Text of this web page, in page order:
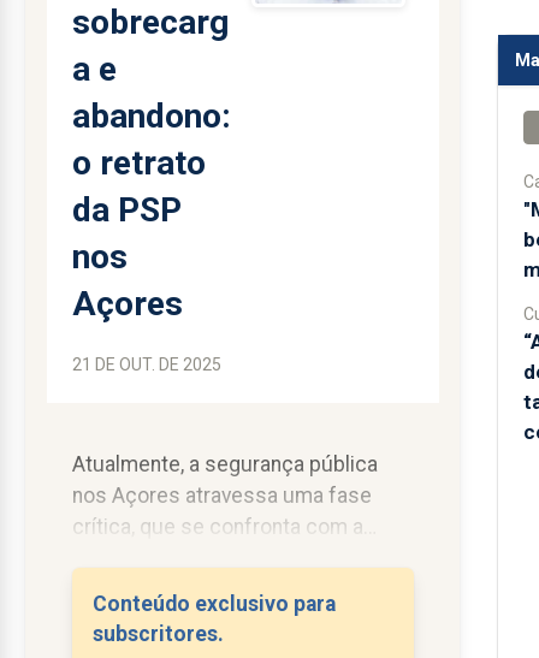
sobrecarg
a e
abandono:
o retrato
da PSP
nos
Açores
21 DE OUT. DE 2025
Atualmente, a segurança pública
nos Açores atravessa uma fase
crítica, que se confronta com a
cada vez mais acessíveis e
perigosas, bem como com o
Conteúdo exclusivo para
subscritores.